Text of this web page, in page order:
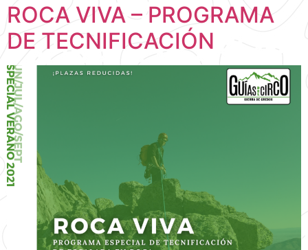
ROCA VIVA – PROGRAMA
DE TECNIFICACIÓN